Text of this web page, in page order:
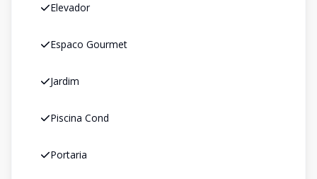
Elevador
Espaco Gourmet
Jardim
Piscina Cond
Portaria